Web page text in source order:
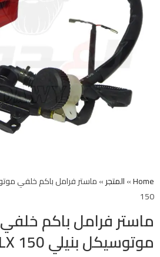
Home
»المتجر»
150
ماستر فرامل باكم خلفي
موتوسيكل بنيلي VLX 150